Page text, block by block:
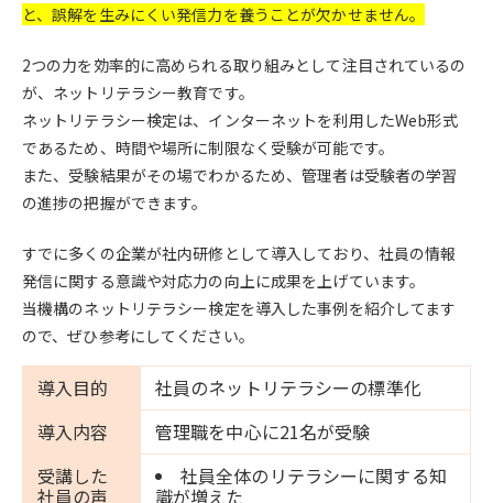
と、誤解を生みにくい発信力を養うことが欠かせません。
2つの力を効率的に高められる取り組みとして注目されているの
が、ネットリテラシー教育です。
ネットリテラシー検定は、インターネットを利用したWeb形式
であるため、時間や場所に制限なく受験が可能です。
また、受験結果がその場でわかるため、管理者は受験者の学習
の進捗の把握ができます。
すでに多くの企業が社内研修として導入しており、社員の情報
発信に関する意識や対応力の向上に成果を上げています。
当機構のネットリテラシー検定を導入した事例を紹介してます
ので、ぜひ参考にしてください。
導入目的
社員のネットリテラシーの標準化
導入内容
管理職を中心に21名が受験
受講した
社員の声
社員全体のリテラシーに関する知
識が増えた